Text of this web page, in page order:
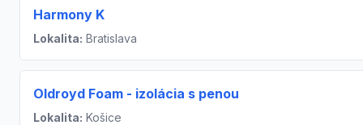
Harmony K
Lokalita: Bratislava
Oldroyd Foam - izolácia s penou
Lokalita: Košice